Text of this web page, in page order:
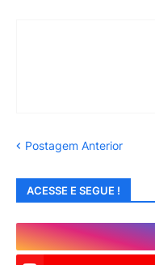
Postagem Anterior
ACESSE E SEGUE !